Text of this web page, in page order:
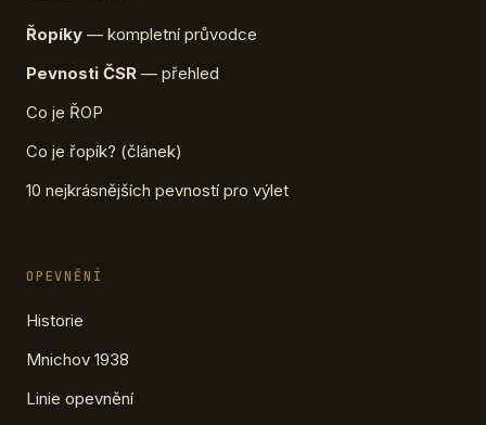
Řopíky — kompletní průvodce
Pevnosti ČSR — přehled
Co je ŘOP
Co je řopík? (článek)
10 nejkrásnějších pevností pro výlet
OPEVNĚNÍ
Historie
Mnichov 1938
Linie opevnění